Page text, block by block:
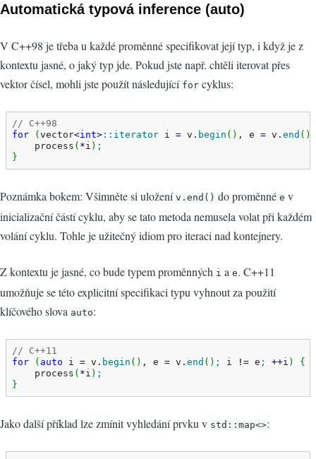
Automatická typová inference (auto)
V C++98 je třeba u každé proměnné specifikovat její typ, i když je z
kontextu jasné, o jaký typ jde. Pokud jste např. chtěli iterovat přes
vektor čísel, mohli jste použít následující for cyklus:
// C++98
for
( vector<int> :: iterator i = v. begin ( ) , e = v. end ( )
    process
( *i ) ;
}
Poznámka bokem: Všimněte si uložení v.end() do proměnné e v
inicializační částí cyklu, aby se tato metoda nemusela volat při každém
volání cyklu. Tohle je užitečný idiom pro iteraci nad kontejnery.
Z kontextu je jasné, co bude typem proměnných i a e. C++11
umožňuje se této explicitní specifikaci typu vyhnout za použití
klíčového slova auto:
// C++11
for
( auto i = v. begin ( ) , e = v. end ( ) ; i ! = e ; ++i )
{
    process
( *i ) ;
}
Jako další příklad lze zmínit vyhledání prvku v std::map<>: